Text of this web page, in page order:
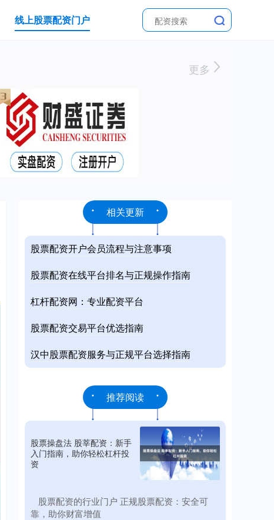
线上股票配资门户
更多
相关更新
股票配资开户会员流程与注意事项
股票配资在线平台排名与正规操作指南
杠杆配资网：专业配资平台
股票配资交易平台优选指南
汉中股票配资服务与正规平台选择指南
推荐阅读
股票操盘法 股莘配资：新手
入门指南，助你轻松杠杆投
资
​股票配资的行业门户 正规股票配资：安全可
靠，助你财富增值